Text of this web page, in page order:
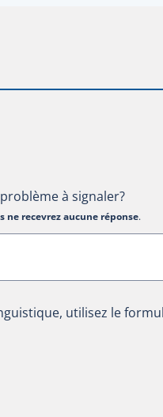
à signaler?
ne recevrez aucune réponse.
utilisez le